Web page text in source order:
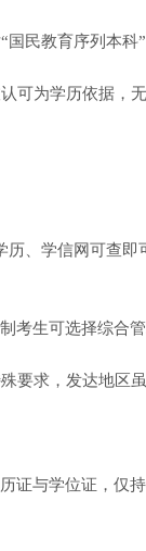
民教育序列本科”
为学历依据，无
学信网可查即
生可选择综合管
求，发达地区虽
与学位证，仅